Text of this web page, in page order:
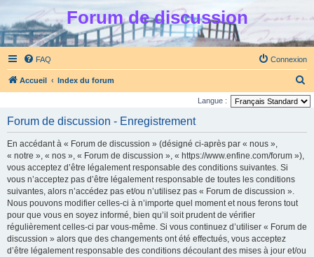
Forum de discussion
FAQ Connexion
Accueil Index du forum
e
Langue :
Forum de discussion - Enregistrement
En accédant à « Forum de discussion » (désigné ci-après par « nous »,
« notre », « nos », « Forum de discussion », « https://www.enfine.com/forum »),
vous acceptez d’être légalement responsable des conditions suivantes. Si
vous n’acceptez pas d’être légalement responsable de toutes les conditions
suivantes, alors n’accédez pas et/ou n’utilisez pas « Forum de discussion ».
Nous pouvons modifier celles-ci à n’importe quel moment et nous ferons tout
pour que vous en soyez informé, bien qu’il soit prudent de vérifier
régulièrement celles-ci par vous-même. Si vous continuez d’utiliser « Forum de
discussion » alors que des changements ont été effectués, vous acceptez
d’être légalement responsable des conditions découlant des mises à jour et/ou